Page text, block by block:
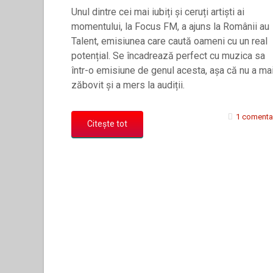
Unul dintre cei mai iubiți și ceruți artiști ai
momentului, la Focus FM, a ajuns la Românii au
Talent, emisiunea care caută oameni cu un real
potențial. Se încadrează perfect cu muzica sa
într-o emisiune de genul acesta, așa că nu a mai
zăbovit și a mers la audiții.
Citește tot
1